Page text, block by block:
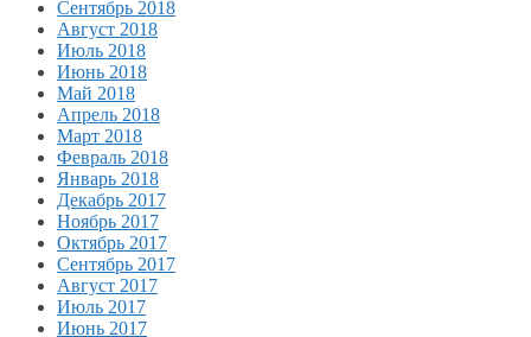
Сентябрь 2018
Август 2018
Июль 2018
Июнь 2018
Май 2018
Апрель 2018
Март 2018
Февраль 2018
Январь 2018
Декабрь 2017
Ноябрь 2017
Октябрь 2017
Сентябрь 2017
Август 2017
Июль 2017
Июнь 2017